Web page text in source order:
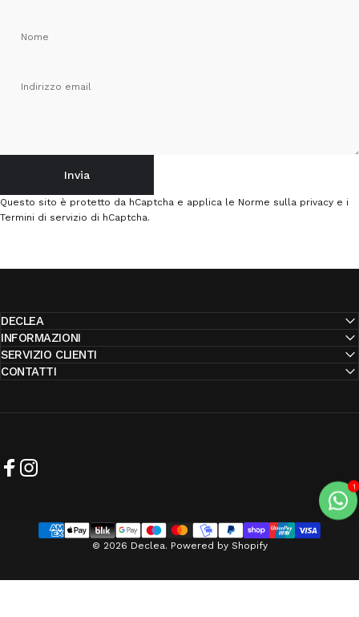
Nome
Indirizzo email
MessaggioInvia
Questo sito è protetto da hCaptcha e applica le Norme sulla privacy e i
Termini di servizio di hCaptcha.
DECLEA
INFORMAZIONI
SERVIZIO CLIENTI
CONTATTI
© 2026 Declea. Powered by Shopify